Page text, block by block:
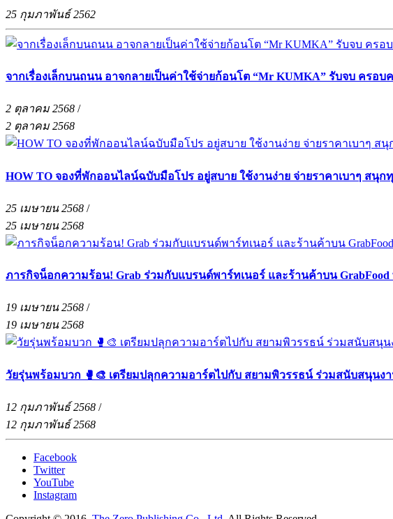
25 กุมภาพันธ์ 2562
จากเรื่องเล็กบนถนน อาจกลายเป็นค่าใช้จ่ายก้อนโต “Mr KUMKA” รับจบ ครอบ
2 ตุลาคม 2568 /
2 ตุลาคม 2568
HOW TO จองที่พักออนไลน์ฉบับมือโปร อยู่สบาย ใช้งานง่าย จ่ายราคาเบาๆ สนุก
25 เมษายน 2568 /
25 เมษายน 2568
ภารกิจน็อกความร้อน! Grab ร่วมกับแบรนด์พาร์ทเนอร์ และร้านค้าบน
19 เมษายน 2568 /
19 เมษายน 2568
วัยรุ่นพร้อมบวก 🥊🎨 เตรียมปลุกความอาร์ตไปกับ สยามพิวรรธน์ ร่วมสนับสนุนงา
12 กุมภาพันธ์ 2568 /
12 กุมภาพันธ์ 2568
Facebook
Twitter
YouTube
Instagram